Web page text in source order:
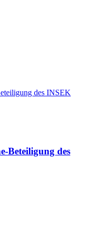
des INSEK
Beteiligung des